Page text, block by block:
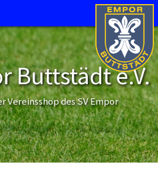
Buttstädt e.V.
Vereinsshop des SV Empor